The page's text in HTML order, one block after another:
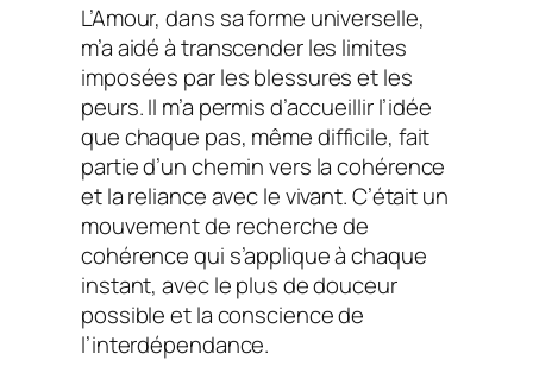
L’Amour, dans sa forme universelle,
m’a aidé à transcender les limites
imposées par les blessures et les
peurs. Il m’a permis d’accueillir l’idée
que chaque pas, même difficile, fait
partie d’un chemin vers la cohérence
et la reliance avec le vivant. C’était un
mouvement de recherche de
cohérence qui s’applique à chaque
instant, avec le plus de douceur
possible et la conscience de
l’interdépendance.